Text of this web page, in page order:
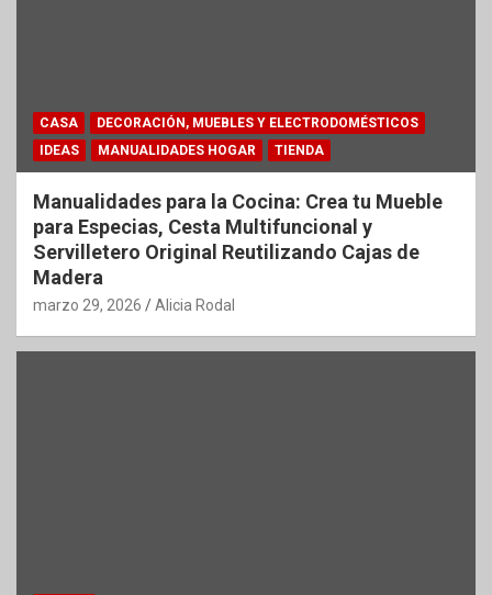
CASA
DECORACIÓN, MUEBLES Y ELECTRODOMÉSTICOS
IDEAS
MANUALIDADES HOGAR TIENDA
Manualidades para la Cocina: Crea tu Mueble
para Especias, Cesta Multifuncional y
Servilletero Original Reutilizando Cajas de
Madera
marzo 29, 2026 Alicia Rodal